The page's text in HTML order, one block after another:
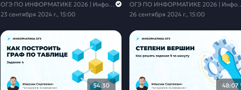
с ними работать.
23 сентября 2024 г., 15:00
26 сентября 2024 г., 15:00
54:30 48:07